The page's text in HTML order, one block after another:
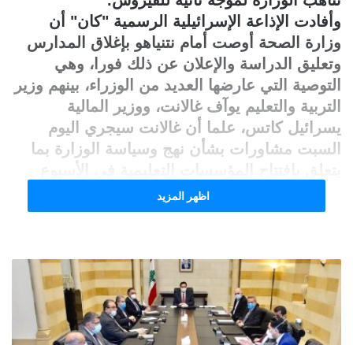
وأفادت الإذاعة الإسرائيلية الرسمية "كان" أن
وزارة الصحة أوصت أمام نتنياهو بإغلاق المدارس
وتعليق الدراسة والإعلان عن ذلك فورا، وهي
التوصية التي عارضها العديد من الوزراء، بينهم وزير
التربية والتعليم يوآف غالانت، ووزير المالية
يسرائيل كاتس، علما أن غالانت سيجري اليوم
السبت مشاورات بشأن نهج وسياسة الوزارة بما
وفي ظل الارتفاع المتواصل في الإصابات بفيروس
للفيروس، كما عاودت تشغيل محطات الفحوصات
المتنقلة في المدن الكبرى ، وفي التجمعات
السكنية التي سجلت ارتفاعا بالإصابات بالفيروس،
علما أنه تقرر مؤخرا إغلاق هذه المحطات عقب
التراجع بالإصابات.
اظهر المزيد